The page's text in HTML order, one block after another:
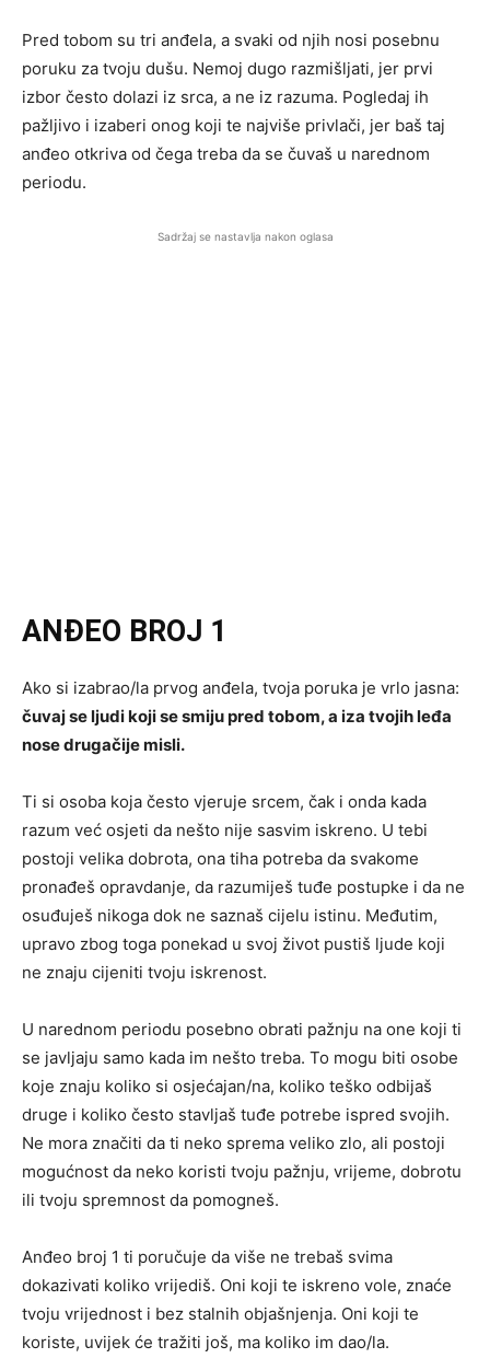
Pred tobom su tri anđela, a svaki od njih nosi posebnu
poruku za tvoju dušu. Nemoj dugo razmišljati, jer prvi
izbor često dolazi iz srca, a ne iz razuma. Pogledaj ih
pažljivo i izaberi onog koji te najviše privlači, jer baš taj
anđeo otkriva od čega treba da se čuvaš u narednom
periodu.
Sadržaj se nastavlja nakon oglasa
ANĐEO BROJ 1
Ako si izabrao/la prvog anđela, tvoja poruka je vrlo jasna:
čuvaj se ljudi koji se smiju pred tobom, a iza tvojih leđa
nose drugačije misli.
Ti si osoba koja često vjeruje srcem, čak i onda kada
razum već osjeti da nešto nije sasvim iskreno. U tebi
postoji velika dobrota, ona tiha potreba da svakome
pronađeš opravdanje, da razumiješ tuđe postupke i da ne
osuđuješ nikoga dok ne saznaš cijelu istinu. Međutim,
upravo zbog toga ponekad u svoj život pustiš ljude koji
ne znaju cijeniti tvoju iskrenost.
U narednom periodu posebno obrati pažnju na one koji ti
se javljaju samo kada im nešto treba. To mogu biti osobe
koje znaju koliko si osjećajan/na, koliko teško odbijaš
druge i koliko često stavljaš tuđe potrebe ispred svojih.
Ne mora značiti da ti neko sprema veliko zlo, ali postoji
mogućnost da neko koristi tvoju pažnju, vrijeme, dobrotu
ili tvoju spremnost da pomogneš.
Anđeo broj 1 ti poručuje da više ne trebaš svima
dokazivati koliko vrijediš. Oni koji te iskreno vole, znaće
tvoju vrijednost i bez stalnih objašnjenja. Oni koji te
koriste, uvijek će tražiti još, ma koliko im dao/la.